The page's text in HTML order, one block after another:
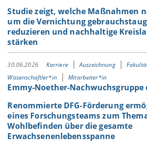
Studie zeigt, welche Maßnahmen
um die Vernichtung
reduzieren und nachhaltige
stärken
30.06.2026 Karriere Auszeichnung
Wissenschaftler*in
Mitarbeiter*in
Emmy-Noether-Nachwuchsgruppe
Renommierte DFG-Förderung
eines Forschungsteams zum
Wohlbefinden über die gesamte
Erwachsenenlebensspanne